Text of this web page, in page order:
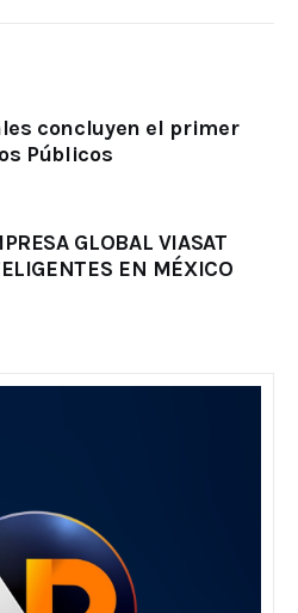
concluyen el primer
Públicos
GLOBAL VIASAT
EN MÉXICO